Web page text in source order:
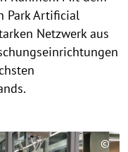
Park Artificial
Netzwerk aus
©